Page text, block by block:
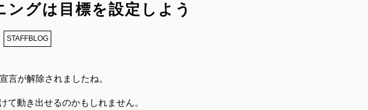
ングは目標を設定しよう
STAFFBLOG
言が解除されましたね。
て動き出せるのかもしれません。